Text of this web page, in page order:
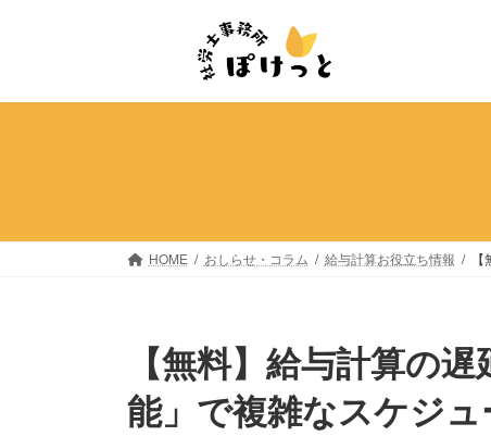
プ
動
HOME おしらせ・コラム 給与計算お役立ち情報
【無料】給与計算の
能」で複雑なスケジ